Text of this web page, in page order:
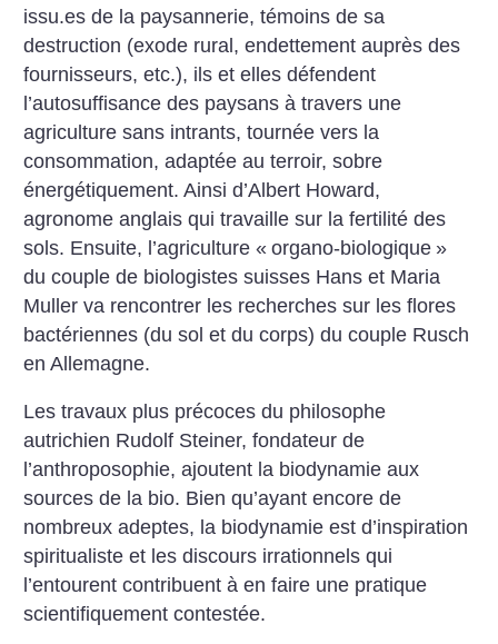
issu.es de la paysannerie, témoins de sa
destruction (exode rural, endettement auprès des
fournisseurs, etc.), ils et elles défendent
l’autosuffisance des paysans à travers une
agriculture sans intrants, tournée vers la
consommation, adaptée au terroir, sobre
énergétiquement. Ainsi d’Albert Howard,
agronome anglais qui travaille sur la fertilité des
sols. Ensuite, l’agriculture « organo-biologique »
du couple de biologistes suisses Hans et Maria
Muller va rencontrer les recherches sur les flores
bactériennes (du sol et du corps) du couple Rusch
en Allemagne.
Les travaux plus précoces du philosophe
autrichien Rudolf Steiner, fondateur de
l’anthroposophie, ajoutent la biodynamie aux
sources de la bio. Bien qu’ayant encore de
nombreux adeptes, la biodynamie est d’inspiration
spiritualiste et les discours irrationnels qui
l’entourent contribuent à en faire une pratique
scientifiquement contestée.